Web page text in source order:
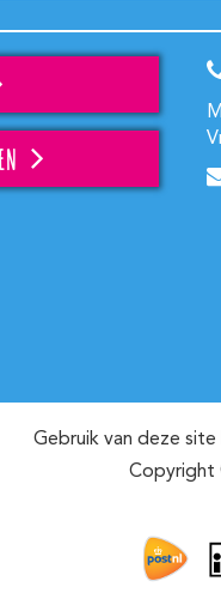
Gebruik van deze
Copyright